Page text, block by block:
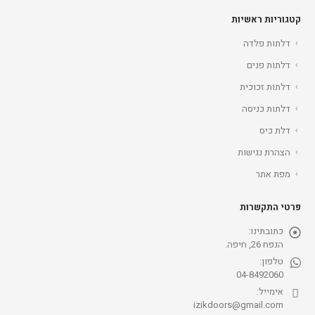
קטגוריות ראשיות
דלתות פלדה
דלתות פנים
דלתות זכוכית
דלתות כניסה
דלת כיס
הצהרת נגישות
מפת אתר
פרטי התקשרות
כתובתינו:
הנפח 26, חיפה.
טלפון:
04-8492060
אימייל:
izikdoors@gmail.com